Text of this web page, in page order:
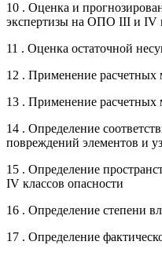
10 . Оценка и
экспертизы на ОПО III и IV
11 . Оценка остаточной
12 . Применение расчетных
13 . Применение расчетных
14 . Определение
повреждений элементов и
15 . Определение
IV классов опасности
16 . Определение степени
17 . Определение